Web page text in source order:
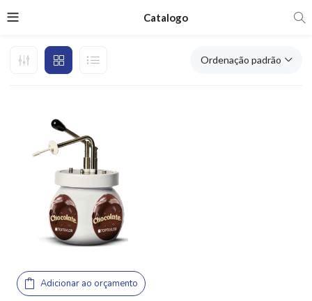
Catalogo
Ordenação padrão
Adicionar ao orçamento